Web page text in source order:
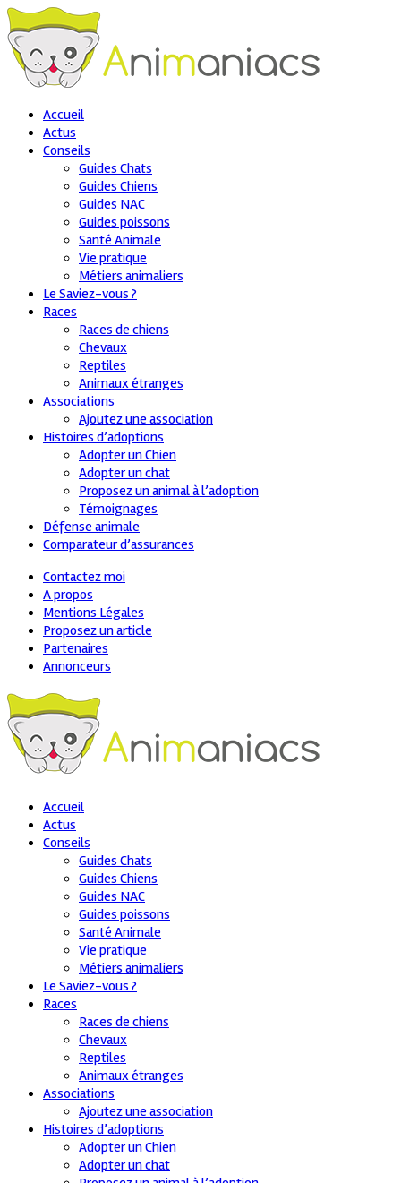
Accueil
Actus
Conseils
Guides Chats
Guides Chiens
Guides NAC
Guides poissons
Santé Animale
Vie pratique
Métiers animaliers
Le Saviez-vous ?
Races
Races de chiens
Chevaux
Reptiles
Animaux étranges
Associations
Ajoutez une association
Histoires d’adoptions
Adopter un Chien
Adopter un chat
Proposez un animal à l’adoption
Témoignages
Défense animale
Comparateur d’assurances
Contactez moi
A propos
Mentions Légales
Proposez un article
Partenaires
Annonceurs
Accueil
Actus
Conseils
Guides Chats
Guides Chiens
Guides NAC
Guides poissons
Santé Animale
Vie pratique
Métiers animaliers
Le Saviez-vous ?
Races
Races de chiens
Chevaux
Reptiles
Animaux étranges
Associations
Ajoutez une association
Histoires d’adoptions
Adopter un Chien
Adopter un chat